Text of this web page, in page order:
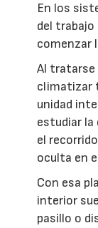
En los
del
comenzar
Al tratarse
climatizar
unidad
estudiar la
el
oculta en
Con esa
interior
pasillo o